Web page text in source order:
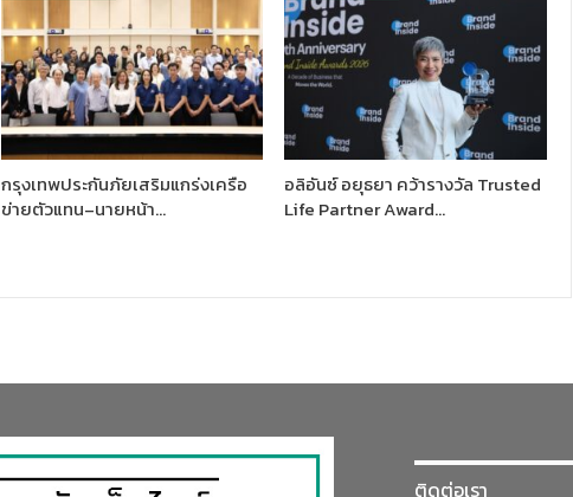
กรุงเทพประกันภัยเสริมแกร่งเครือ
ข่ายตัวแทน–นายหน้า…
อลิอันซ์ อยุธยา คว้ารางวัล Trusted
Life Partner Award…
ติดต่อเรา